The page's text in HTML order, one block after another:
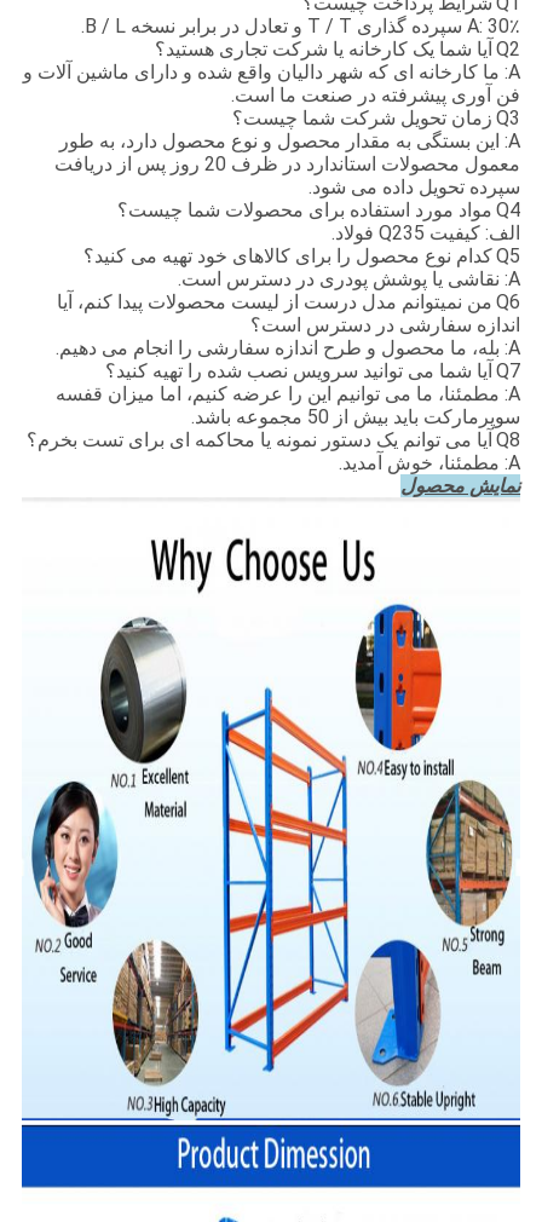
A: 30٪ سپرده گذاری T / T و تعادل در برابر نسخه B / L.
Q2 آیا شما یک کارخانه یا شرکت تجاری هستید؟
A: ما کارخانه ای که شهر دالیان واقع شده و دارای ماشین آلات و
فن آوری پیشرفته در صنعت ما است.
Q3 زمان تحویل شرکت شما چیست؟
A: این بستگی به مقدار محصول و نوع محصول دارد، به طور
معمول محصولات استاندارد در ظرف 20 روز پس از دریافت
سپرده تحویل داده می شود.
Q4 مواد مورد استفاده برای محصولات شما چیست؟
الف: کیفیت Q235 فولاد.
Q5کدام نوع محصول را برای کالاهای خود تهیه می کنید؟
A: نقاشی یا پوشش پودری در دسترس است.
Q6 من نمیتوانم مدل درست از لیست محصولات پیدا کنم، آیا
اندازه سفارشی در دسترس است؟
A: بله، ما محصول و طرح اندازه سفارشی را انجام می دهیم.
Q7 آیا شما می توانید سرویس نصب شده را تهیه کنید؟
A: مطمئنا، ما می توانیم این را عرضه کنیم، اما میزان قفسه
سوپرمارکت باید بیش از 50 مجموعه باشد.
Q8 آیا می توانم یک دستور نمونه یا محاکمه ای برای تست بخرم؟
A: مطمئنا، خوش آمدید.
نمایش محصول